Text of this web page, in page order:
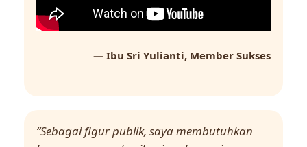
— Ibu Sri Yulianti, Member Sukses
“Sebagai figur publik, saya membutuhkan